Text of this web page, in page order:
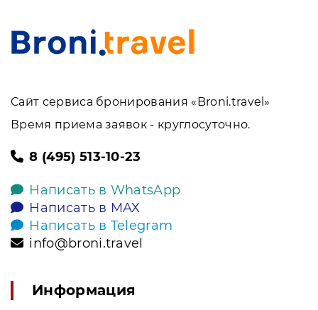
Сайт сервиса бронирования «Broni.travel»
Время приема заявок - круглосуточно.
8 (495) 513-10-23
Написать в WhatsApp
Написать в MAX
Написать в Telegram
info@broni.travel
Информация